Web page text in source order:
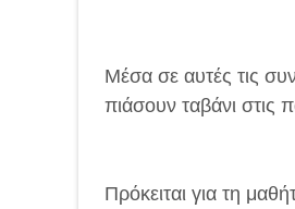
Μέσα σε αυτές τις
πιάσουν ταβάνι στις
Πρόκειται για τη